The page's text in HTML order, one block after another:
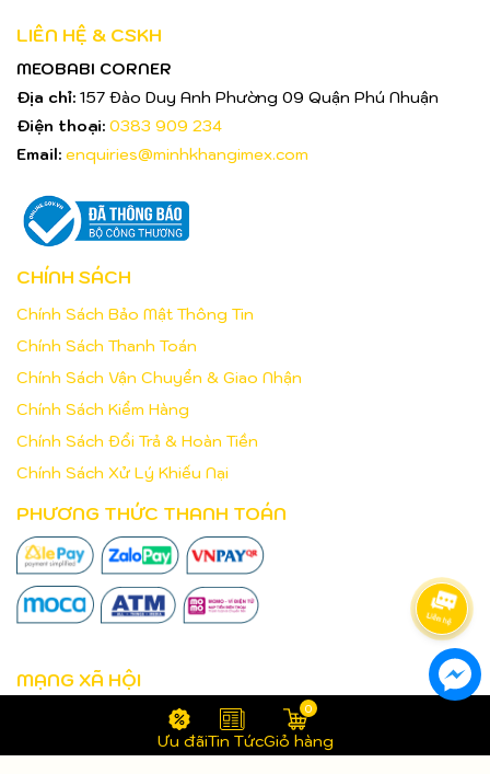
Ưu đãiTin TứcGiỏ hàng
0
LIÊN HỆ & CSKH
MEOBABI CORNER
Địa chỉ: 157 Đào Duy Anh Phường 09 Quận Phú Nhuận
Điện thoại: 0383 909 234
Email: enquiries@minhkhangimex.com
CHÍNH SÁCH
Chính Sách Bảo Mật Thông Tin
Chính Sách Thanh Toán
Chính Sách Vận Chuyển & Giao Nhận
Chính Sách Kiểm Hàng
Chính Sách Đổi Trả & Hoàn Tiền
Chính Sách Xử Lý Khiếu Nại
PHƯƠNG THỨC THANH TOÁN
MẠNG XÃ HỘI